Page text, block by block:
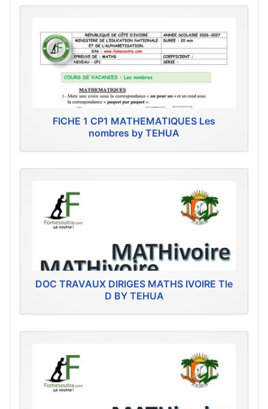
FICHE 1 CP1 MATHEMATIQUES Les
nombres by TEHUA
DOC TRAVAUX DIRIGES MATHS IVOIRE Tle
D BY TEHUA